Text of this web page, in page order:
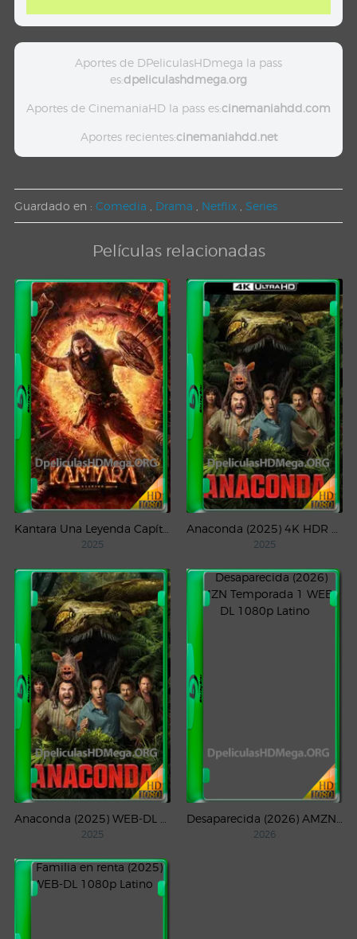
Aportes de DPeliculasHDmega la pass
es:dpeliculashdmega.org
Aportes de CinemaniaHD la pass es:cinemaniahdd.com
Aportes recientes:cinemaniahdd.net
Guardado en : Comedia Drama Netflix Series
Películas relacionadas
2025 2025
2025 2026